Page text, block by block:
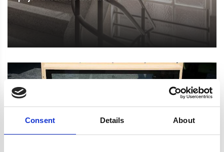
Consent Details About
Veiligheidsglas als bescherming tegen inbraak